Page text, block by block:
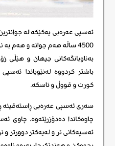
ئەسپی عەرەبی یەکێکە لە
4500 ساڵە هەم جوانە و هەم
بەناوبانگەکانی جیهان و هێڵی
باشتر کردووە لەنێویاندا
کورت و قووڵ و ناسکە.
سەری ئەسپی عەرەبی ڕاستەقینە
چاوەکاندا دەدۆزرێتەوە. چاوی
ئەسپەکانی تر و لەیەکتر دوورتر